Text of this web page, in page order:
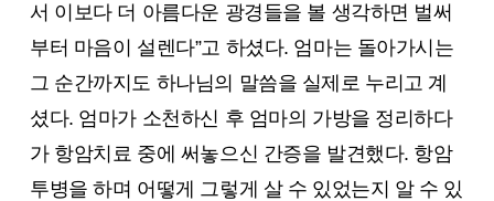
서 이보다 더 아름다운 광경들을 볼 생각하면 벌써
부터 마음이 설렌다”고 하셨다. 엄마는 돌아가시는
그 순간까지도 하나님의 말씀을 실제로 누리고 계
셨다. 엄마가 소천하신 후 엄마의 가방을 정리하다
가 항암치료 중에 써놓으신 간증을 발견했다. 항암
투병을 하며 어떻게 그렇게 살 수 있었는지 알 수 있